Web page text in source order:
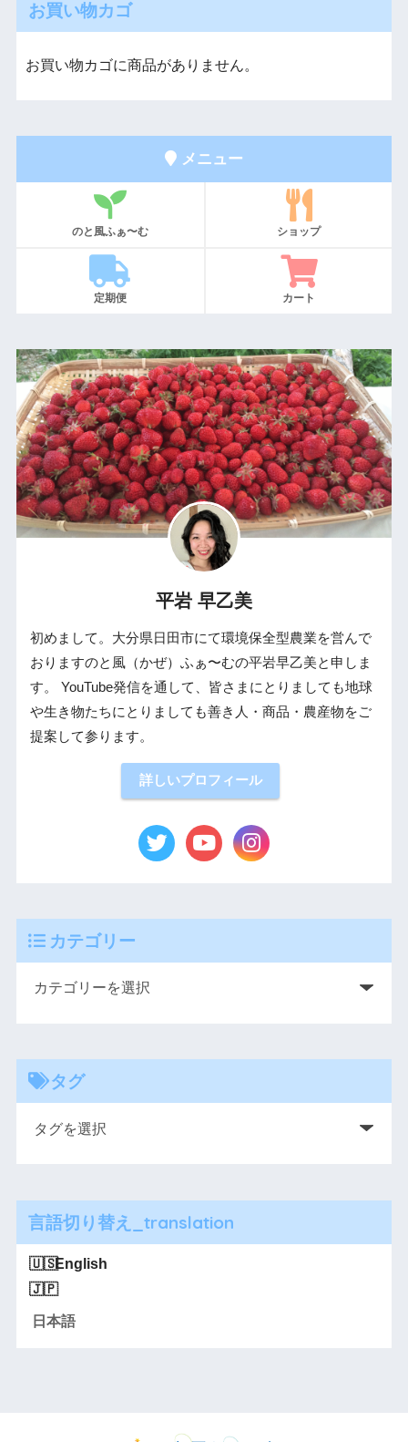
お買い物カゴ
お買い物カゴに商品がありません。
メニュー
のと風ふぁ〜む ショップ
定期便 カート
平岩 早乙美
初めまして。大分県日田市にて環境保全型農業を営んで
おりますのと風（かぜ）ふぁ〜むの平岩早乙美と申しま
す。 YouTube発信を通して、皆さまにとりましても地球
や生き物たちにとりましても善き人・商品・農産物をご
提案して参ります。
詳しいプロフィール
カテゴリー
タグ
言語切り替え_translation
English
日本語